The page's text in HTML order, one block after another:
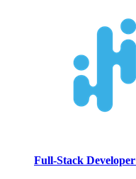
Full-Stack Developer